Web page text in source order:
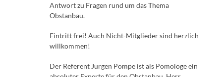
Antwort zu Fragen rund um das Thema
Obstanbau.
Eintritt frei! Auch Nicht-Mitglieder sind herzlich
willkommen!
Der Referent Jürgen Pompe ist als Pomologe ein